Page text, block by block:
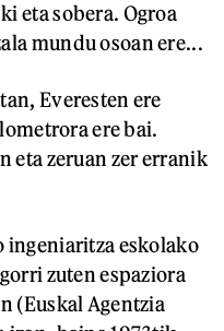
eta sobera. Ogroa
mundu osoan ere...
Everesten ere
ere bai.
eta zeruan zer erranik
ingeniaritza eskolako
zuten espaziora
(Euskal Agentzia